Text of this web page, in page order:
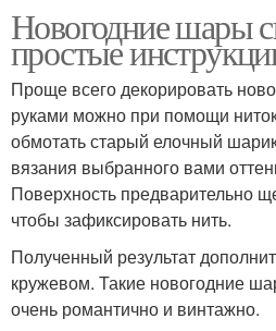
Новогодние шары
простые
Проще всего декорировать
руками можно при помощи
обмотать старый елочный
вязания выбранного вами
Поверхность предварительно
чтобы зафиксировать нить.
Полученный результат
кружевом. Такие новогодние
очень романтично и винтажно.